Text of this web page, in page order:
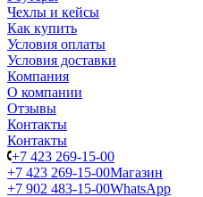
Чехлы и кейсы
Как купить
Условия оплаты
Условия доставки
Компания
О компании
Отзывы
Контакты
Контакты
+7 423 269-15-00
+7 423 269-15-00Магазин
+7 902 483-15-00WhatsApp